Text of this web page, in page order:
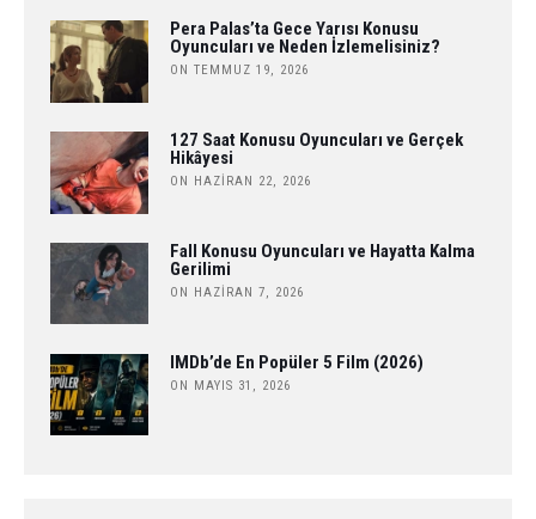
Pera Palas’ta Gece Yarısı Konusu
Oyuncuları ve Neden İzlemelisiniz?
ON TEMMUZ 19, 2026
127 Saat Konusu Oyuncuları ve Gerçek
Hikâyesi
ON HAZIRAN 22, 2026
Fall Konusu Oyuncuları ve Hayatta Kalma
Gerilimi
ON HAZIRAN 7, 2026
IMDb’de En Popüler 5 Film (2026)
ON MAYIS 31, 2026